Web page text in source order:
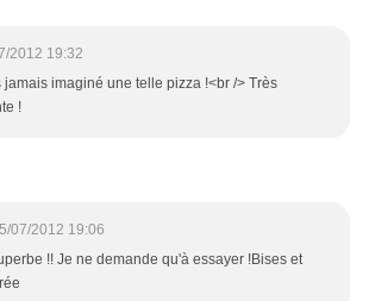
2012 19:32
jamais imaginé une telle pizza !<br /> Très
!
07/2012 19:06
!! Je ne demande qu'à essayer !Bises et